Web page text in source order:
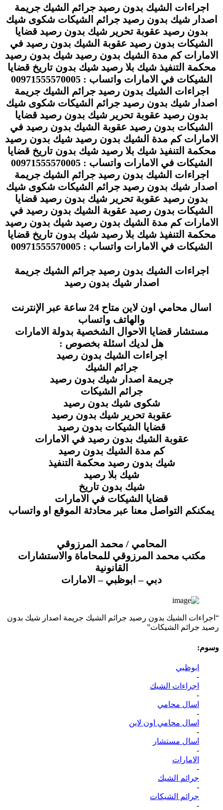
اجراءات الشيك بدون رصيد جرائم الشيك جريمة
اصدار شيك بدون رصيد جرائم الشيكات شكوى شيك
بدون رصيد عقوبة تحرير شيك بدون رصيد قضايا
الشيكات بدون رصيد عقوبة الشيك بدون رصيد في
الامارات كم مدة الشيك بدون رصيد شيك بدون رصيد
محكمة التنفيذ شيك بلا رصيد شيك بدون تاريخ قضايا
الشيكات في الامارات واتساب : 00971555570005
اجراءات الشيك بدون رصيد جرائم الشيك جريمة
اصدار شيك بدون رصيد جرائم الشيكات شكوى شيك
بدون رصيد عقوبة تحرير شيك بدون رصيد قضايا
الشيكات بدون رصيد عقوبة الشيك بدون رصيد في
الامارات كم مدة الشيك بدون رصيد شيك بدون رصيد
محكمة التنفيذ شيك بلا رصيد شيك بدون تاريخ قضايا
الشيكات في الامارات واتساب : 00971555570005
اجراءات الشيك بدون رصيد جرائم الشيك جريمة
اصدار شيك بدون رصيد جرائم الشيكات شكوى شيك
بدون رصيد عقوبة تحرير شيك بدون رصيد قضايا
الشيكات بدون رصيد عقوبة الشيك بدون رصيد في
الامارات كم مدة الشيك بدون رصيد شيك بدون رصيد
محكمة التنفيذ شيك بلا رصيد شيك بدون تاريخ قضايا
الشيكات في الامارات واتساب : 00971555570005
اجراءات الشيك بدون رصيد جرائم الشيك جريمة
اصدار شيك بدون رصيد
اسال محامي اون لاين متاح 24 ساعة عبر الإنترنت
والهاتف واتساب
مستشار قضايا الاحوال الشخصية بدولة الامارات
هل لديك اسئلة بخصوص :
اجراءات الشيك بدون رصيد
جرائم الشيك
جريمة اصدار شيك بدون رصيد
جرائم الشيكات
شكوى شيك بدون رصيد
عقوبة تحرير شيك بدون رصيد
قضايا الشيكات بدون رصيد
عقوبة الشيك بدون رصيد في الامارات
كم مدة الشيك بدون رصيد
شيك بدون رصيد محكمة التنفيذ
شيك بلا رصيد
شيك بدون تاريخ
قضايا الشيكات في الامارات
يمكنكم التواصل معنا عبر محادثة الموقع او واتساب
المحامي / محمد المرزوقي
مكتب محمد المرزوقي للمحاماة والاستشارات
القانونية
دبي – ابوظبي – الامارات
“اجراءات الشيك بدون رصيد جرائم الشيك جريمة اصدار شيك بدون
رصيد جرائم الشيكات”
وسوم:
ابوظبي
-
اجراءات الشيك
-
اسال محامي
-
اسال محامي اون لاين
-
اسال مستشار
-
الامارات
-
جرائم الشيك
-
جرائم الشيكات
-